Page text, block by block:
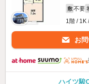
敷 不要
1階 / 1K
お
ハイツ駿